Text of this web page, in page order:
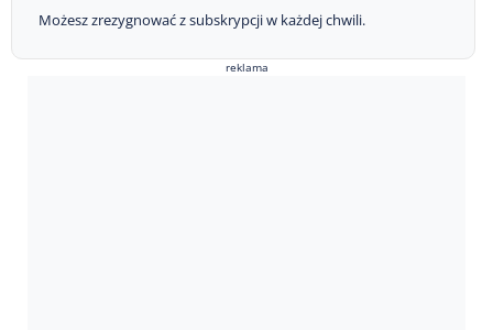
Możesz zrezygnować z subskrypcji w każdej chwili.
reklama